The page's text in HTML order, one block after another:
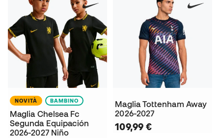
NOVITÀ BAMBINO
Maglia Chelsea Fc
Segunda Equipación
2026-2027 Niño
Maglia Tottenham Away
2026-2027
109,99 €